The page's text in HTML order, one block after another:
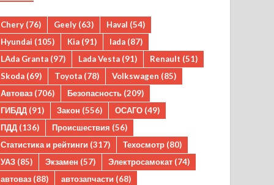
Chery (76) Geely (63) Haval (54)
Hyundai (105) Kia (91) lada (87)
LAda Granta (97) Lada Vesta (91) Renault (51)
Skoda (69) Toyota (78) Volkswagen (85)
Автоваз (706) Безопасность (209)
ГИБДД (91) Закон (556) ОСАГО (49)
ПДД (136) Происшествия (56)
Статистика и рейтинги (317) Техосмотр (80)
УАЗ (85) Экзамен (57) Электросамокат (74)
автоваз (88) автозапчасти (68)